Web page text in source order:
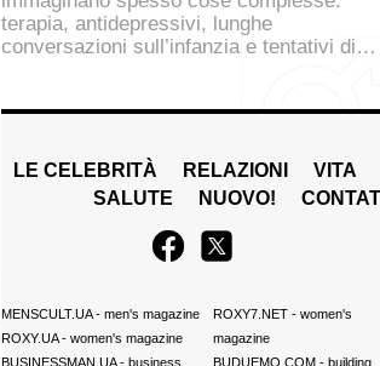
terapia, antidepressivi, lunghe
conversazioni sull’infanzia e tentativi di…
LE CELEBRITÀ RELAZIONI
VITA
SALUTE
NUOVO!
MENSCULT.UA- men's magazine
ROXY.UA- women's magazine
BUSINESSMAN.UA- business
ROXY7.NET- women's
magazine
BUDUEMO.COM- building